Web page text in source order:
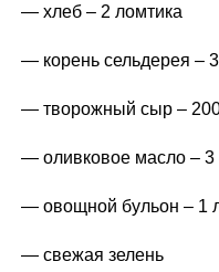
— хлеб – 2 ломтика
— корень сельдерея –
— творожный сыр –
— оливковое масло – 3
— овощной бульон – 1
— свежая зелень